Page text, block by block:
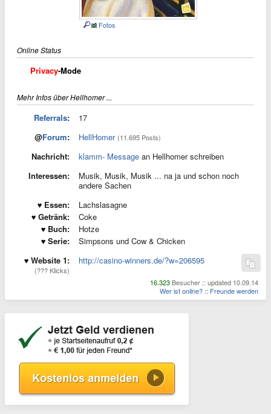
Fotos
Online Status
Privacy-Mode
Mehr Infos über Hellhomer ...
Referrals:
17
@Forum: HellHomer (11.695 Posts)
Nachricht: klamm- Message an Hellhomer schreiben
Interessen:
Musik, Musik, Musik ... na ja und schon noch
andere Sachen
Essen:
Lachslasagne
Getränk:
Coke
Buch:
Hotze
Serie:
Simpsons und Cow & Chicken
Website 1:
(??? Klicks)
http://casino-winners.de/?w=206595
16.323 Besucher :: updated 10.09.14
Wer ist online? :: Freunde werden